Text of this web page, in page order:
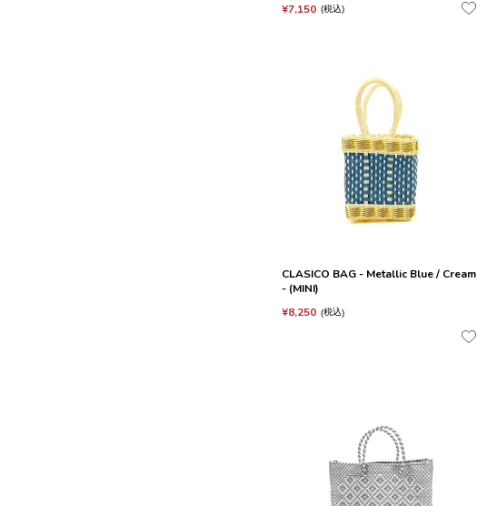
¥7,150 税込
CLASICO BAG - Metallic Blue / Cream
- (MINI)
¥8,250 税込